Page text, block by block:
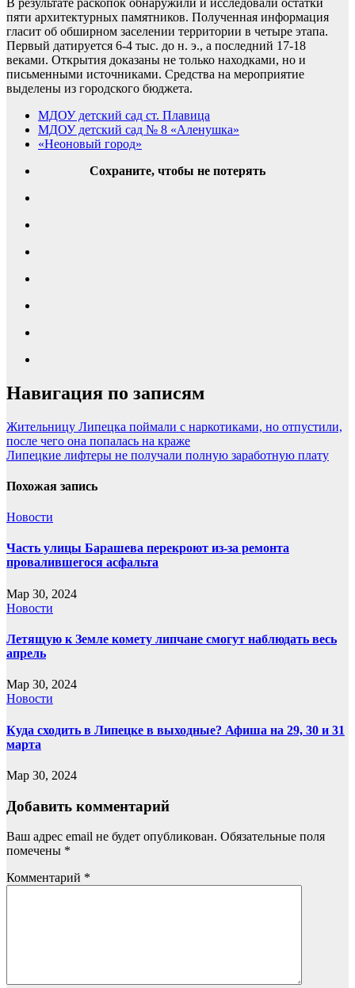
пяти архитектурных памятников. Полученная информация
гласит об обширном заселении территории в четыре этапа.
Первый датируется 6-4 тыс. до н. э., а последний 17-18
веками. Открытия доказаны не только находками, но и
письменными источниками. Средства на мероприятие
выделены из городского бюджета.
МДОУ детский сад ст. Плавица
МДОУ детский сад № 8 «Аленушка»
«Неоновый город»
Сохраните, чтобы не потерять
Навигация по записям
Жительницу Липецка поймали с наркотиками, но отпустили,
после чего она попалась на краже
Липецкие лифтеры не получали полную заработную плату
Похожая запись
Новости
Часть улицы Барашева перекроют из-за ремонта
провалившегося асфальта
Мар 30, 2024
Новости
Летящую к Земле комету липчане смогут наблюдать весь
апрель
Мар 30, 2024
Новости
Куда сходить в Липецке в выходные? Афиша на 29, 30 и 31
марта
Мар 30, 2024
Добавить комментарий
Ваш адрес email не будет опубликован. Обязательные поля
помечены *
Комментарий *